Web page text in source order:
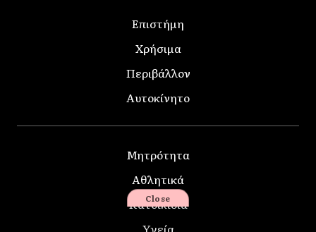
Επιστήμη
Χρήσιμα
Περιβάλλον
Αυτοκίνητο
Μητρότητα
Αθλητικά
Κατοικίδια
Υγεία
Close